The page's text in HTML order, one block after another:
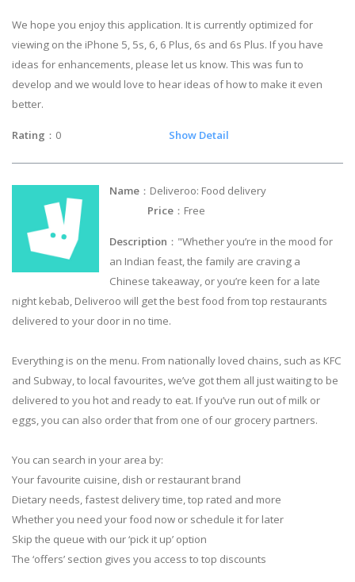
We hope you enjoy this application. It is currently optimized for
viewing on the iPhone 5, 5s, 6, 6 Plus, 6s and 6s Plus. If you have
ideas for enhancements, please let us know. This was fun to
develop and we would love to hear ideas of how to make it even
better.
Rating ：0 Show Detail
Name ：Deliveroo: Food delivery
Price ：Free
Description ："Whether you’re in the mood for
an Indian feast, the family are craving a
Chinese takeaway, or you’re keen for a late
night kebab, Deliveroo will get the best food from top restaurants
delivered to your door in no time.
Everything is on the menu. From nationally loved chains, such as KFC
and Subway, to local favourites, we’ve got them all just waiting to be
delivered to you hot and ready to eat. If you’ve run out of milk or
eggs, you can also order that from one of our grocery partners.
You can search in your area by:
Your favourite cuisine, dish or restaurant brand
Dietary needs, fastest delivery time, top rated and more
Whether you need your food now or schedule it for later
Skip the queue with our ‘pick it up’ option
The ‘offers’ section gives you access to top discounts